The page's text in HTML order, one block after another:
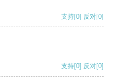
支持[0] 反对[0]
支持[0] 反对[0]